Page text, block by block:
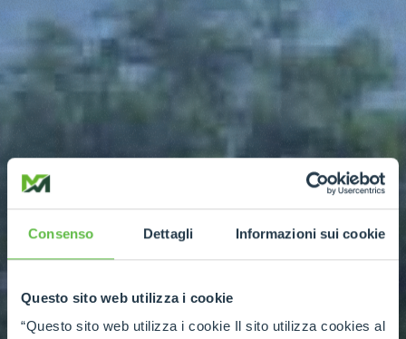
Consenso Dettagli Informazioni sui cookie
Questo sito web utilizza i cookie
“Questo sito web utilizza i cookie Il sito utilizza cookies al